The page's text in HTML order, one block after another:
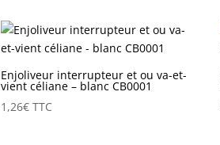
Enjoliveur interrupteur et ou va-et-
vient céliane – blanc CB0001
1,26€ TTC